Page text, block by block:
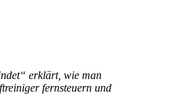
erklärt, wie man
fernsteuern und